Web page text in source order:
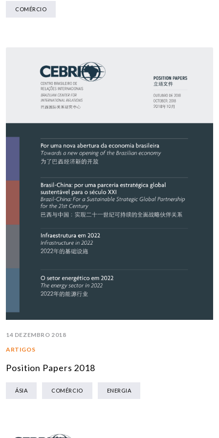
COMÉRCIO
14 DEZEMBRO 2018
ARTIGOS
Position Papers 2018
ÁSIA COMÉRCIO ENERGIA